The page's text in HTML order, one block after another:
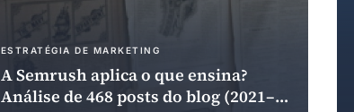
ESTRATÉGIA DE MARKETING
A Semrush aplica o que ensina?
Análise de 468 posts do blog (2021–